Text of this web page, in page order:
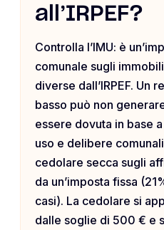
all’IRPEF?
Controlla l’IMU: è
comunale sugli
diverse dall’IRPEF. Un
basso può non
essere dovuta in base
uso e delibere
cedolare secca sugli
da un’imposta fissa
casi). La cedolare si
dalle soglie di 500 € e